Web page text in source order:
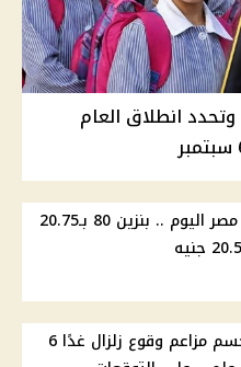
انطلاق العام
أسعار الوقود في مصر اليوم .. بنزين 80 بـ20.75
البحوث الفلكية تحسم مزاعم وقوع زلزال غدًا 6